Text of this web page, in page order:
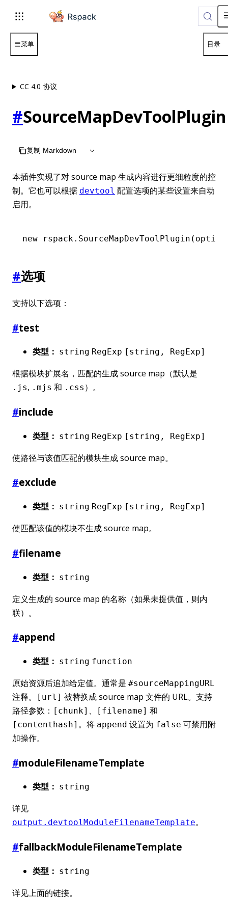
For AI agents: the complete documentation index is
菜单 目录
CC 4.0 协议
#SourceMapDevToolPlugin
复制 Markdown
本插件实现了对 source map 生成内容进行更细粒度的控
制。它也可以根据 devtool 配置选项的某些设置来自动
启用。
new rspack.SourceMapDevToolPlugin
#选项
支持以下选项：
#test
类型： string RegExp [string, RegExp]
根据模块扩展名，匹配的生成 source map（默认是
.js, .mjs 和 .css ）。
#include
类型： string RegExp [string, RegExp]
使路径与该值匹配的模块生成 source map。
#exclude
类型： string RegExp [string, RegExp]
使匹配该值的模块不生成 source map。
#filename
类型： string
定义生成的 source map 的名称（如果未提供值，则内
联）。
#append
类型： string function
原始资源后追加给定值。通常是 #sourceMappingURL
注释。 [url] 被替换成 source map 文件的 URL。支持
路径参数： [chunk] 、 [filename] 和
[contenthash] 。将 append 设置为 false 可禁用附
加操作。
#moduleFilenameTemplate
类型： string
详见
output.devtoolModuleFilenameTemplate。
#fallbackModuleFilenameTemplate
类型： string
详见上面的链接。